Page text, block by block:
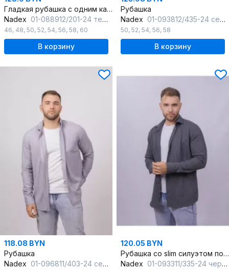
Гладкая рубашка с одним карманом и классическим воротником
Nadex 01-088912/201-24 темно-серый
46, 48, 50, 52, 54, 56, 58, 60
В корзину
Рубашка
Nadex 01-093812/435-24 серо-черный
50, 52, 54, 56, 58
В корзину
118.08 BYN
Рубашка
Nadex 01-096811/403-24 серо-коричневый
120.05 BYN
Рубашка со slim силуэтом полоска классическая для офисного стиля
Nadex 01-093311/335-24 черно-серый